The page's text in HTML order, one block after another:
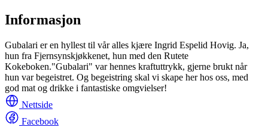
Informasjon
Gubalari er en hyllest til vår alles kjære Ingrid Espelid Hovig. Ja,
hun fra Fjernsynskjøkkenet, hun med den Rutete
Kokeboken."Gubalari" var hennes kraftuttrykk, gjerne brukt når
hun var begeistret. Og begeistring skal vi skape her hos oss, med
god mat og drikke i fantastiske omgvielser!
Nettside
Facebook